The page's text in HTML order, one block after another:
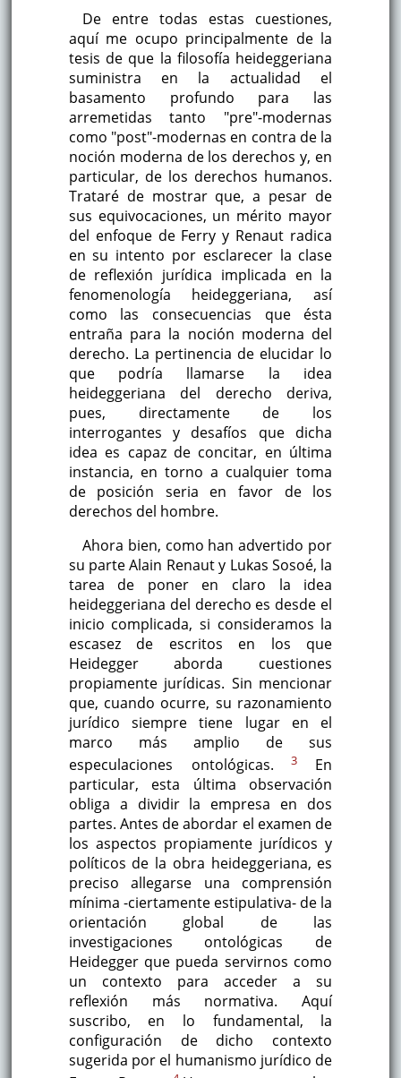
De entre todas estas cuestiones,
aquí me ocupo principalmente de la
tesis de que la filosofía heideggeriana
suministra en la actualidad el
basamento profundo para las
arremetidas tanto "pre"-modernas
como "post"-modernas en contra de la
noción moderna de los derechos y, en
particular, de los derechos humanos.
Trataré de mostrar que, a pesar de
sus equivocaciones, un mérito mayor
del enfoque de Ferry y Renaut radica
en su intento por esclarecer la clase
de reflexión jurídica implicada en la
fenomenología heideggeriana, así
como las consecuencias que ésta
entraña para la noción moderna del
derecho. La pertinencia de elucidar lo
que podría llamarse la idea
heideggeriana del derecho deriva,
pues, directamente de los
interrogantes y desafíos que dicha
idea es capaz de concitar, en última
instancia, en torno a cualquier toma
de posición seria en favor de los
derechos del hombre.
Ahora bien, como han advertido por
su parte Alain Renaut y Lukas Sosoé, la
tarea de poner en claro la idea
heideggeriana del derecho es desde el
inicio complicada, si consideramos la
escasez de escritos en los que
Heidegger aborda cuestiones
propiamente jurídicas. Sin mencionar
que, cuando ocurre, su razonamiento
jurídico siempre tiene lugar en el
marco más amplio de sus
especulaciones ontológicas.
3
En
particular, esta última observación
obliga a dividir la empresa en dos
partes. Antes de abordar el examen de
los aspectos propiamente jurídicos y
políticos de la obra heideggeriana, es
preciso allegarse una comprensión
mínima -ciertamente estipulativa- de la
orientación global de las
investigaciones ontológicas de
Heidegger que pueda servirnos como
un contexto para acceder a su
reflexión más normativa. Aquí
suscribo, en lo fundamental, la
configuración de dicho contexto
sugerida por el humanismo jurídico de